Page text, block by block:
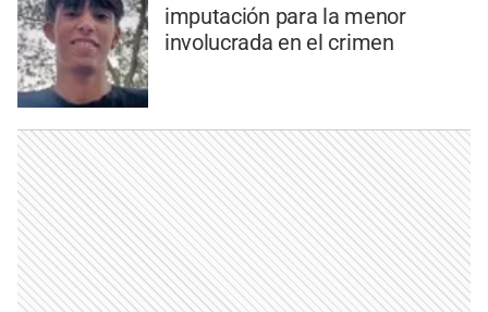
imputación para la menor
involucrada en el crimen